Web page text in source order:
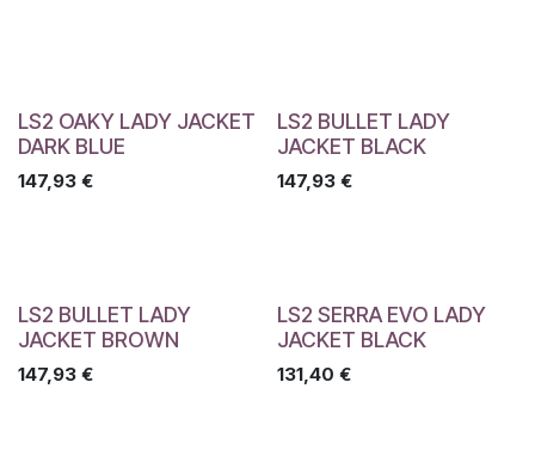
LS2 OAKY LADY JACKET
DARK BLUE
147,93 €
LS2 BULLET LADY
JACKET BLACK
147,93€
LS2 BULLET LADY
JACKET BROWN
147,93 €
LS2 SERRA EVO LADY
JACKET BLACK
131,40 €